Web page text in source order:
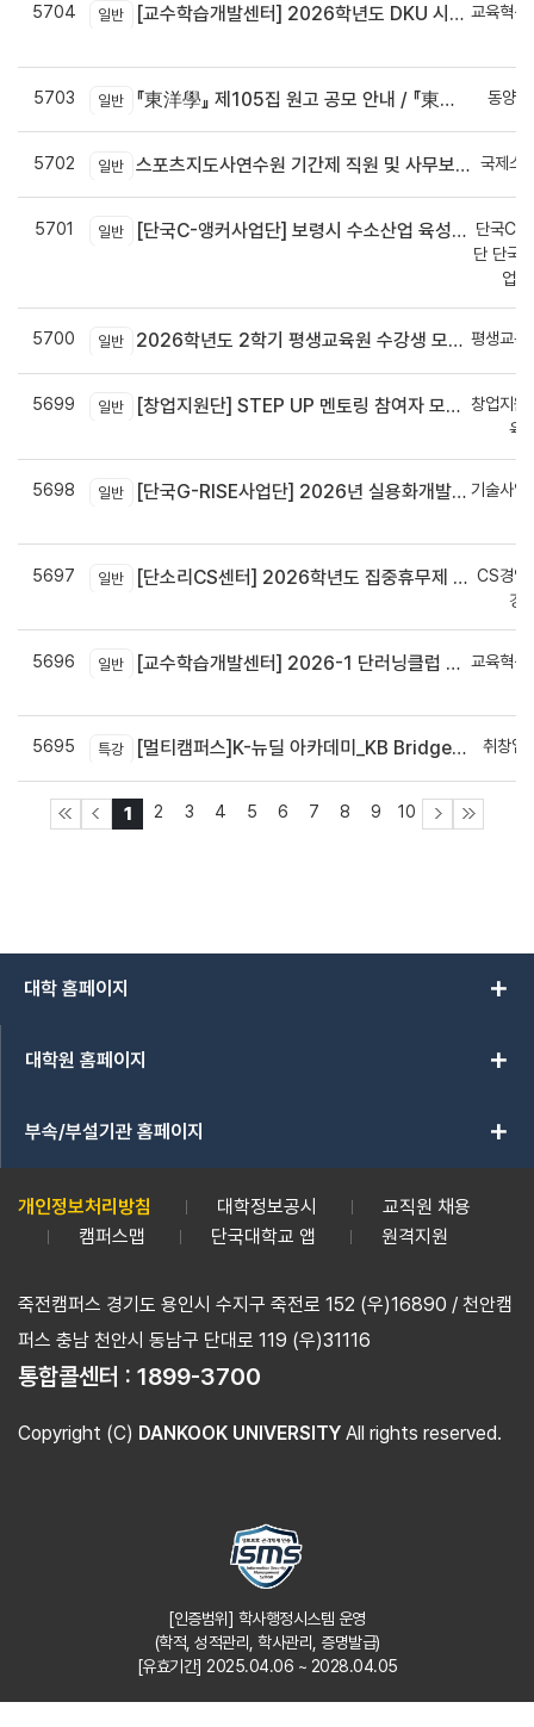
5704 일반 [교수학습개발센터] 2026학년도 DKU 시그니처 교수법 적용 교과목 개발 신청 안내
교육혁신
5703 일반 『東洋學』 제105집 원고 공모 안내 / 『東洋學』第105輯征稿启事 / Call for Papers : The Oriental Studies, the 105th Issue 동양
5702 일반 스포츠지도사연수원 기간제 직원 및 사무보조원 채용 공고 국제스
5701 일반 [단국C-앵커사업단] 보령시 수소산업 육성을 위한 기업 지원사업 모집공고
단국C-
단 단국
업
5700 일반 2026학년도 2학기 평생교육원 수강생 모집안내 평생교육
5699 일반 [창업지원단] STEP UP 멘토링 참여자 모집(~7월 29일)
창업지원
육
5698 일반 [단국G-RISE사업단] 2026년 실용화개발 지원(Grant) 과제 공고_~8/14(금)까지
기술사업
5697 일반 [단소리CS센터] 2026학년도 집중휴무제 안내 (EMS 및 이메일 발송 접수기한 : 7/24(금) 오후 12시까지)
CS경영
경
5696 일반 [교수학습개발센터] 2026-1 단러닝클럽 Best Practice 공모전 결과 안내
교육혁신
5695 특강 [멀티캠퍼스]K-뉴딜 아카데미_KB Bridge 과정 취창업
1 2 3 4 5 6 7 8 9 10
대학 홈페이지 add
대학원 홈페이지 add
부속/부설기관 홈페이지 add
개인정보처리방침 대학정보공시
교직원 채용
캠퍼스맵
단국대학교 앱 원격지원
죽전캠퍼스 경기도 용인시 수지구 죽전로 152 (우)16890 / 천안캠
퍼스 충남 천안시 동남구 단대로 119 (우)31116
통합콜센터 : 1899-3700
Copyright (C) DANKOOK UNIVERSITY All rights reserved.
[인증범위] 학사행정시스템 운영
(학적, 성적관리, 학사관리, 증명발급)
[유효기간] 2025.04.06 ~ 2028.04.05